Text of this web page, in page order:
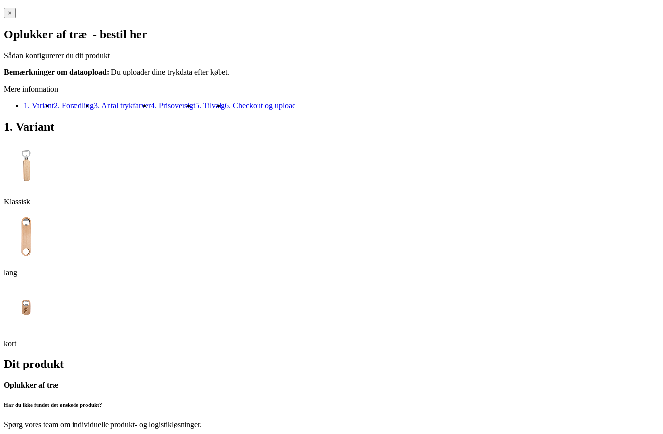
×
Oplukker af træ - bestil her
Sådan konfigurerer du dit produkt
Bemærkninger om dataopload: Du uploader dine trykdata efter købet.
Mere information
1. Variant2. Forædling3. Antal trykfarver4. Prisoversigt5. Tilvalg6. Checkout og upload
1. Variant
Klassisk
lang
kort
Dit produkt
Oplukker af træ
Har du ikke fundet det ønskede produkt?
Spørg vores team om individuelle produkt- og logistikløsninger.